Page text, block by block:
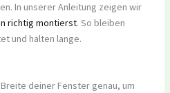
In unserer Anleitung zeigen wir
richtig montierst. So bleiben
und halten lange.
deiner Fenster genau, um